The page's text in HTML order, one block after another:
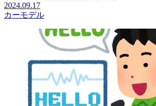
2024.09.17
カーモデル